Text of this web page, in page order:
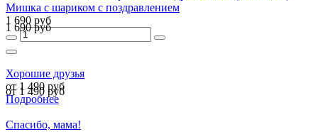
Мишка с шариком с поздравлением
1 690 руб
1 690 руб
Хорошие друзья
от 1 490 руб
от 1 490 руб
Подробнее
Спасибо, мама!